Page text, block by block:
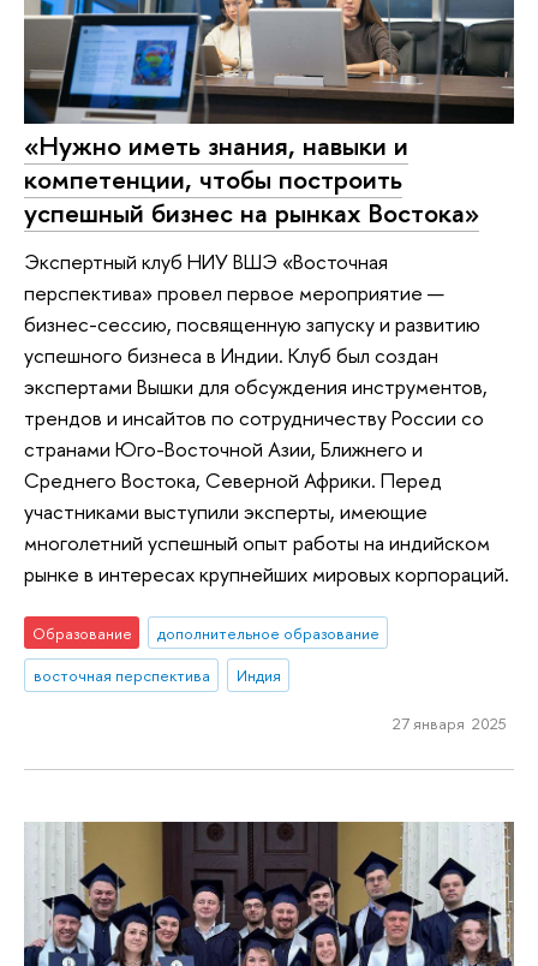
«Нужно иметь знания, навыки и
компетенции, чтобы построить
успешный бизнес на рынках Востока»
Экспертный клуб НИУ ВШЭ «Восточная
перспектива» провел первое мероприятие —
бизнес-сессию, посвященную запуску и развитию
успешного бизнеса в Индии. Клуб был создан
экспертами Вышки для обсуждения инструментов,
трендов и инсайтов по сотрудничеству России со
странами Юго-Восточной Азии, Ближнего и
Среднего Востока, Северной Африки. Перед
участниками выступили эксперты, имеющие
многолетний успешный опыт работы на индийском
рынке в интересах крупнейших мировых корпораций.
Образование
дополнительное образование
восточная перспектива
Индия
27 января 2025